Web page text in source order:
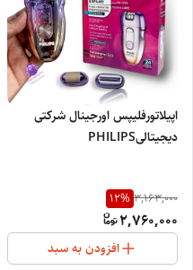
اپیلاتورفلیپس اورجینال شرکتی
دیجیتالیPHILIPS
3,163,000
12%
2,760,000
افزودن به سبد